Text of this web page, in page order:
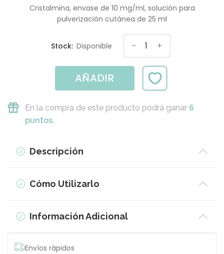
Cristalmina, envase de 10 mg/ml, solución para
pulverización cutánea de 25 ml
Stock: Disponible - 1 +
AÑADIR
En la compra de este producto podrá ganar 6
puntos.
Descripción
Cómo Utilizarlo
Información Adicional
Envíos rápidos